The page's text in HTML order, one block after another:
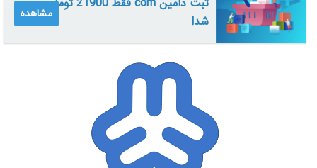
شد!
مشاهده